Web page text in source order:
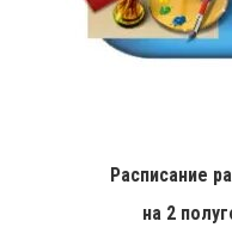
Расписание
на 2